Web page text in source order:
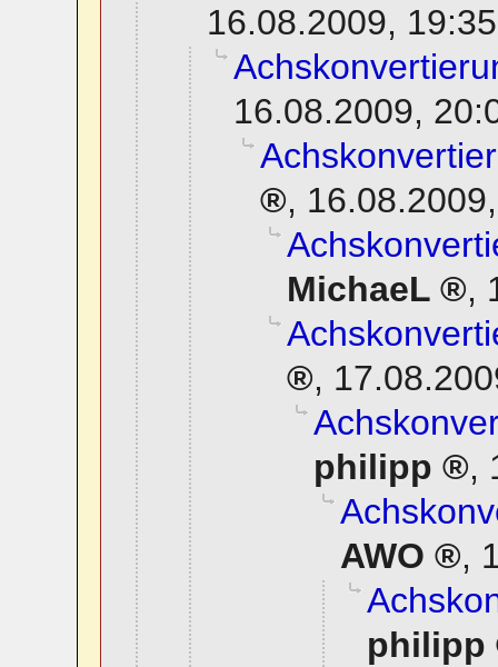
16.08.2009, 19:35
16.08.2009,
,
MichaeL
,
,
philipp
,
AWO
,
philipp